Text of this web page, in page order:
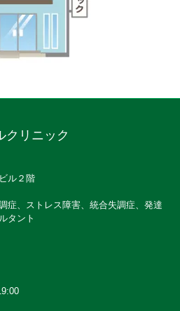
クリニック
ル２階
症、ストレス障害、統合失調症、発達
タント